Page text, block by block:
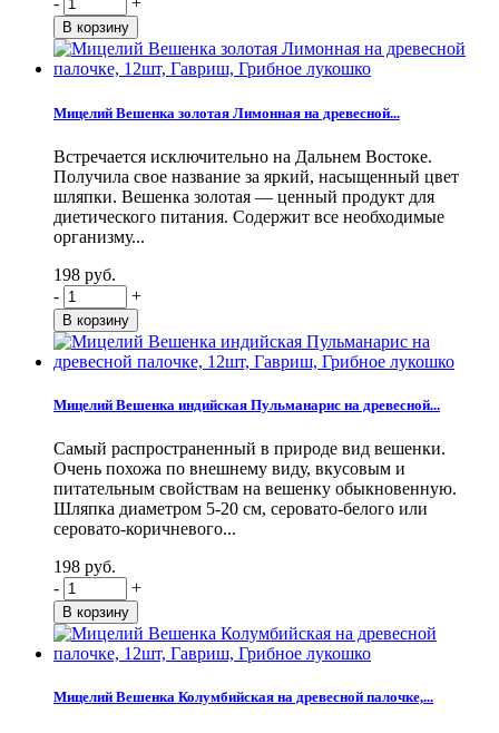
Мицелий Вешенка золотая Лимонная на древесной...
Встречается исключительно на Дальнем Востоке.
Получила свое название за яркий, насыщенный цвет
шляпки. Вешенка золотая — ценный продукт для
диетического питания. Содержит все необходимые
организму...
198 руб.
-
+
Мицелий Вешенка индийская Пульманарис на древесной...
Самый распространенный в природе вид вешенки.
Очень похожа по внешнему виду, вкусовым и
питательным свойствам на вешенку обыкновенную.
Шляпка диаметром 5-20 см, серовато-белого или
серовато-коричневого...
198 руб.
-
+
Мицелий Вешенка Колумбийская на древесной палочке,...